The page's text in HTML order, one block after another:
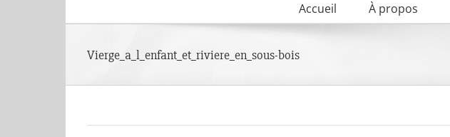
Accueil À propos
Vierge_a_l_enfant_et_riviere_en_sous-bois